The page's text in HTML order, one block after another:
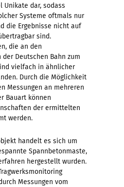
Unikate dar, sodass
Systeme oftmals nur
die Ergebnisse nicht auf
sind.
die an den
Deutschen Bahn zum
vielfach in ähnlicher
Durch die Möglichkeit
Messungen an mehreren
Bauart können
der ermittelten
werden.
handelt es sich um
Spannbetonmaste,
hergestellt wurden.
Messungen vom